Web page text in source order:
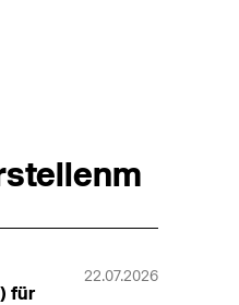
22.07.2026
für